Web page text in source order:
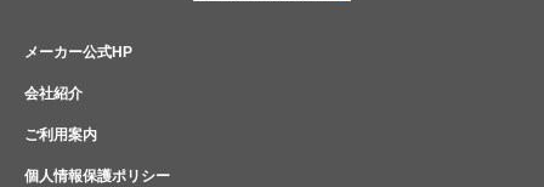
メーカー公式HP
会社紹介
ご利用案内
個人情報保護ポリシー